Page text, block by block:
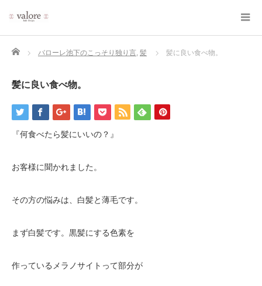
Home バローレ池下のこっそり独り言, 髪 髪に良い食べ物。
髪に良い食べ物。
『何食べたら髪にいいの？』
お客様に聞かれました。
その方の悩みは、白髪と薄毛です。
まず白髪です。黒髪にする色素を
作っているメラノサイトって部分が